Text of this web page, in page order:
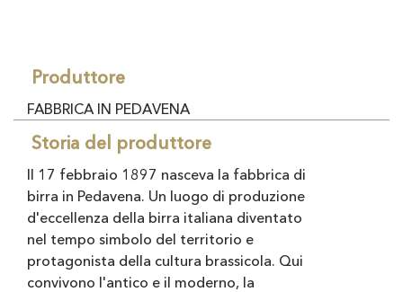
Produttore
FABBRICA IN PEDAVENA
Storia del produttore
II 17 febbraio 1897 nasceva la fabbrica di
birra in Pedavena. Un luogo di produzione
d'eccellenza della birra italiana diventato
nel tempo simbolo del territorio e
protago­nista della cultura brassicola. Qui
convivono l'antico e il moderno, la